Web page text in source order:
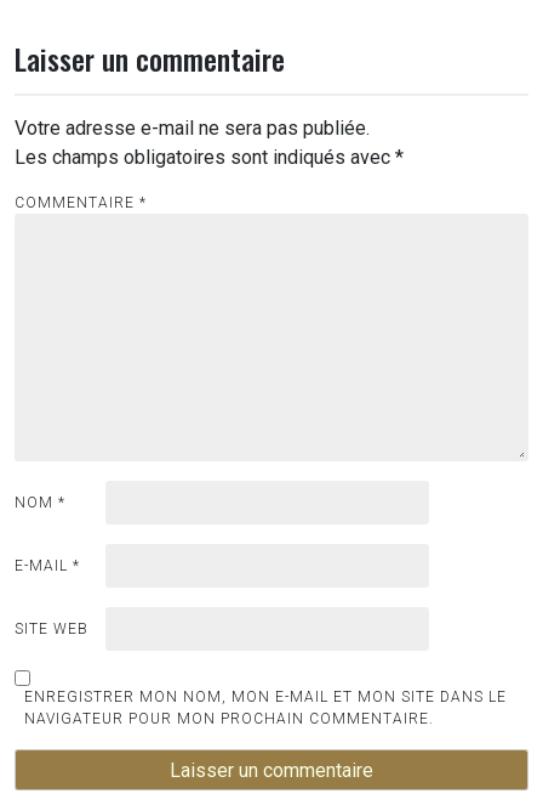
Laisser un commentaire
Votre adresse e-mail ne sera pas publiée.
Les champs obligatoires sont indiqués avec *
COMMENTAIRE *
NOM *
E-MAIL *
SITE WEB
ENREGISTRER MON NOM, MON E-MAIL ET MON SITE DANS LE
NAVIGATEUR POUR MON PROCHAIN COMMENTAIRE.